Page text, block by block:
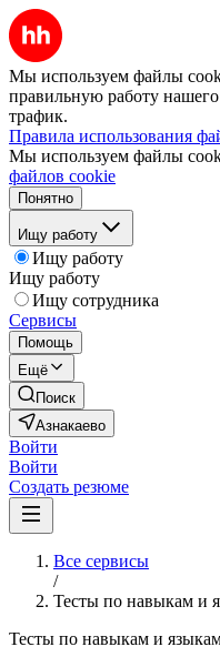
Мы используем файлы
правильную работу нашего
трафик.
Правила использования
Мы используем файлы
файлов cookie
Понятно
Ищу работу
Ищу работу
Ищу работу
Ищу сотрудника
Сервисы
Помощь
Ещё
Поиск
Азнакаево
Войти
Войти
Создать резюме
Все сервисы
/
Тесты по навыкам и
Тесты по навыкам и